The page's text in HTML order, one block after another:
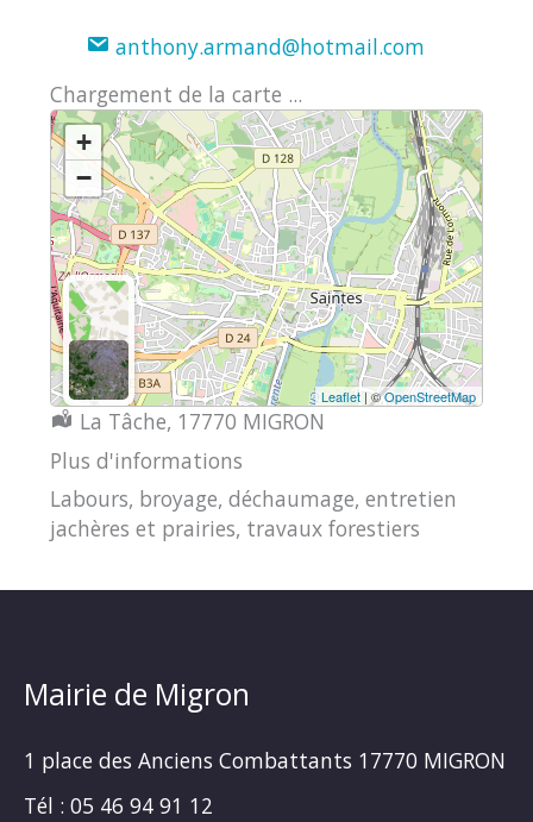
anthony.armand@hotmail.com
Chargement de la carte ...
+
−
Leaflet| ©OpenStreetMap
Localisation :
La Tâche, 17770 MIGRON
Plus d'informations
Labours, broyage, déchaumage, entretien
jachères et prairies, travaux forestiers
Mairie de Migron
1 place des Anciens Combattants 17770 MIGRON
Tél : 05 46 94 91 12